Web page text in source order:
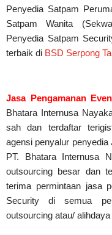
Penyedia Satpam
Satpam Wanita
Penyedia Satpam
terbaik di BSD Serpong
Jasa Pengamanan
Bhatara Internusa
sah dan terdaftar
agensi penyalur penyedia
PT. Bhatara Internusa
outsourcing besar dan
terima permintaan jasa
Security di semua
outsourcing atau/ alihdaya